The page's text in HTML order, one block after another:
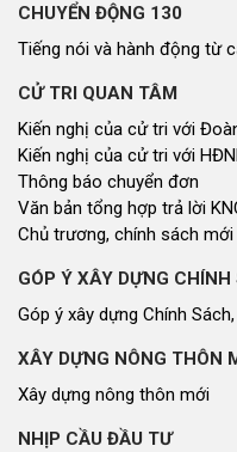
CHUYỂN ĐỘNG 130
Tiếng nói và hành động từ
CỬ TRI QUAN TÂM
Kiến nghị của cử tri với
Kiến nghị của cử tri với
Thông báo chuyển đơn
Văn bản tổng hợp trả lời
Chủ trương, chính sách mới
GÓP Ý XÂY DỰNG
Góp ý xây dựng Chính
XÂY DỰNG NÔNG THÔN
Xây dựng nông thôn mới
NHỊP CẦU ĐẦU TƯ